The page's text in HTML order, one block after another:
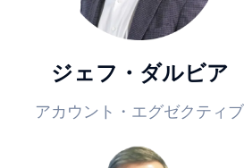
ジェフ・ダルビア
アカウント・エグゼクティブ